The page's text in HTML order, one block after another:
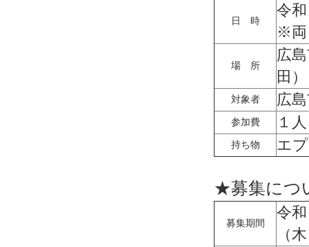
日 時
令
※両
場 所
広
田）
対象者 広
参加費 １
持ち物 エ
★募集につ
募集期間
令
（